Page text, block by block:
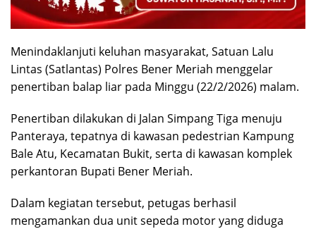
Menindaklanjuti keluhan masyarakat, Satuan Lalu
Lintas (Satlantas) Polres Bener Meriah menggelar
penertiban balap liar pada Minggu (22/2/2026) malam.
Penertiban dilakukan di Jalan Simpang Tiga menuju
Panteraya, tepatnya di kawasan pedestrian Kampung
Bale Atu, Kecamatan Bukit, serta di kawasan komplek
perkantoran Bupati Bener Meriah.
Dalam kegiatan tersebut, petugas berhasil
mengamankan dua unit sepeda motor yang diduga